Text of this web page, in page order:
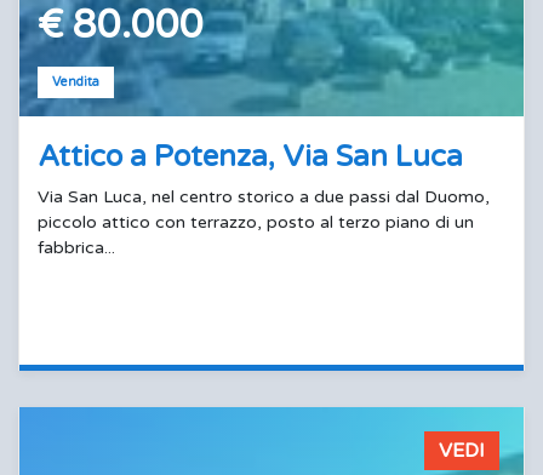
€ 80.000
Vendita
Attico a Potenza, Via San Luca
Via San Luca, nel centro storico a due passi dal Duomo,
piccolo attico con terrazzo, posto al terzo piano di un
fabbrica...
VEDI